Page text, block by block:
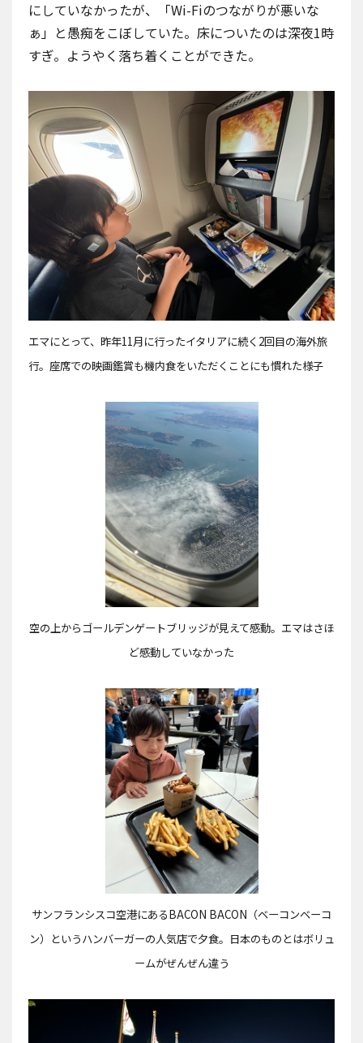
にしていなかったが、「Wi-Fiのつながりが悪いな
ぁ」と愚痴をこぼしていた。床についたのは深夜1時
すぎ。ようやく落ち着くことができた。
エマにとって、 昨年11月に行ったイタリアに続く2回目の海外旅
行。座席での映画鑑賞も機内食をいただくことにも慣れた様子
空の上からゴールデンゲートブリッジが見えて感動。エマはさほ
ど感動していなかった
サンフランシスコ空港にあるBACON BACON（ベーコンベーコ
ン）
というハンバーガーの人気店で夕食。日本のものとはボリュ
ームがぜんぜん違う